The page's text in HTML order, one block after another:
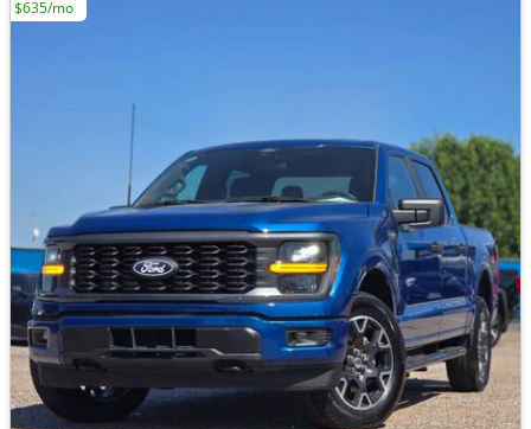
$635/mo